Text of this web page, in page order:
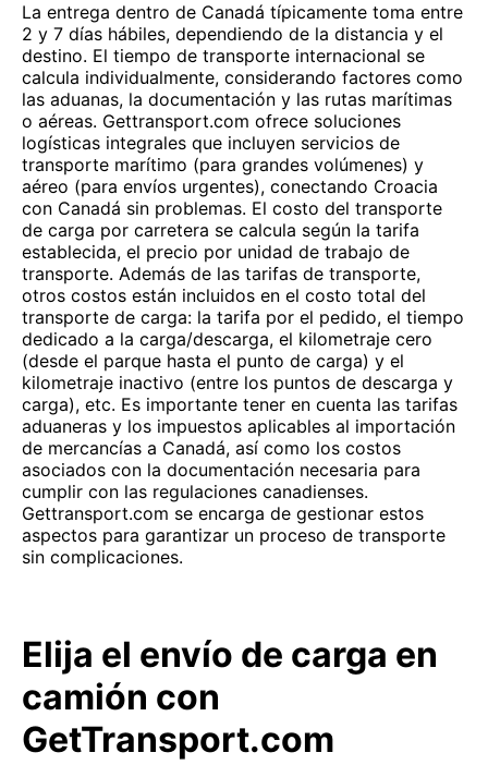
La entrega dentro de Canadá típicamente toma entre
2 y 7 días hábiles, dependiendo de la distancia y el
destino. El tiempo de transporte internacional se
calcula individualmente, considerando factores como
las aduanas, la documentación y las rutas marítimas
o aéreas. Gettransport.com ofrece soluciones
logísticas integrales que incluyen servicios de
transporte marítimo (para grandes volúmenes) y
aéreo (para envíos urgentes), conectando Croacia
con Canadá sin problemas. El costo del transporte
de carga por carretera se calcula según la tarifa
establecida, el precio por unidad de trabajo de
transporte. Además de las tarifas de transporte,
otros costos están incluidos en el costo total del
transporte de carga: la tarifa por el pedido, el tiempo
dedicado a la carga/descarga, el kilometraje cero
(desde el parque hasta el punto de carga) y el
kilometraje inactivo (entre los puntos de descarga y
carga), etc. Es importante tener en cuenta las tarifas
aduaneras y los impuestos aplicables al importación
de mercancías a Canadá, así como los costos
asociados con la documentación necesaria para
cumplir con las regulaciones canadienses.
Gettransport.com se encarga de gestionar estos
aspectos para garantizar un proceso de transporte
sin complicaciones.
Elija el envío de carga en
camión con
GetTransport.com